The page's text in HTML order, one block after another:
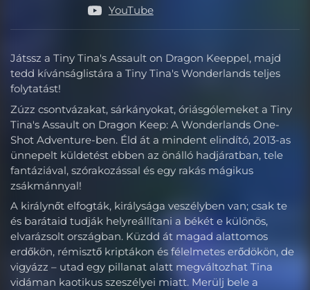
Játssz a Tiny Tina's Assault on Dragon Keeppel, majd
tedd kívánságlistára a Tiny Tina's Wonderlands teljes
folytatást!
Zúzz csontvázakat, sárkányokat, óriásgólemeket a Tiny
Tina's Assault on Dragon Keep: A Wonderlands One-
Shot Adventure-ben. Éld át a mindent elindító, 2013-as
ünnepelt küldetést ebben az önálló hadjáratban, tele
fantáziával, szórakozással és egy rakás mágikus
zsákmánnyal!
A királynőt elfogták, királysága veszélyben van; csak te
és barátaid tudják helyreállítani a békét e különös,
elvarázsolt országban. Küzdd át magad alattomos
erdőkön, rémisztő kriptákon és félelmetes erődökön, de
vigyázz – utad egy pillanat alatt megváltozhat Tina
vidáman kaotikus szeszélyei miatt. Merülj bele a
YouTube